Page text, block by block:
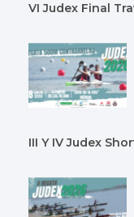
VI Judex Final
III Y IV Judex